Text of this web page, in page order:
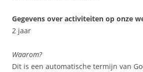
Gegevens over activiteiten op onze
2 jaar
Waarom?
Dit is een automatische termijn van